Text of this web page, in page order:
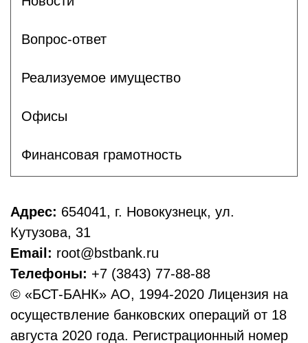
Вопрос-ответ
Реализуемое имущество
Офисы
Финансовая грамотность
Адрес: 654041, г. Новокузнецк, ул.
Кутузова, 31
Email: root@bstbank.ru
Телефоны: +7 (3843) 77-88-88
© «БСТ-БАНК» АО, 1994-2020 Лицензия на
осуществление банковских операций от 18
августа 2020 года. Регистрационный номер